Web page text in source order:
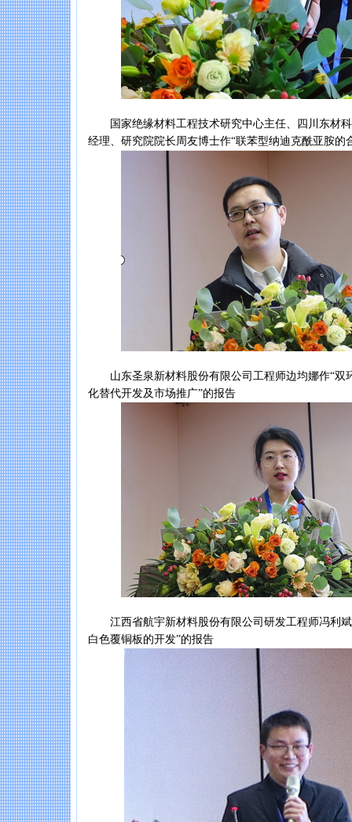
国家绝缘材料工程技术研究中心主任、四川东材科
经理、研究院院长周友博士作“联苯型纳迪克酰亚胺的
山东圣泉新材料股份有限公司工程师边均娜作“双
化替代开发及市场推广”的报告
江西省航宇新材料股份有限公司研发工程师冯利斌
白色覆铜板的开发”的报告